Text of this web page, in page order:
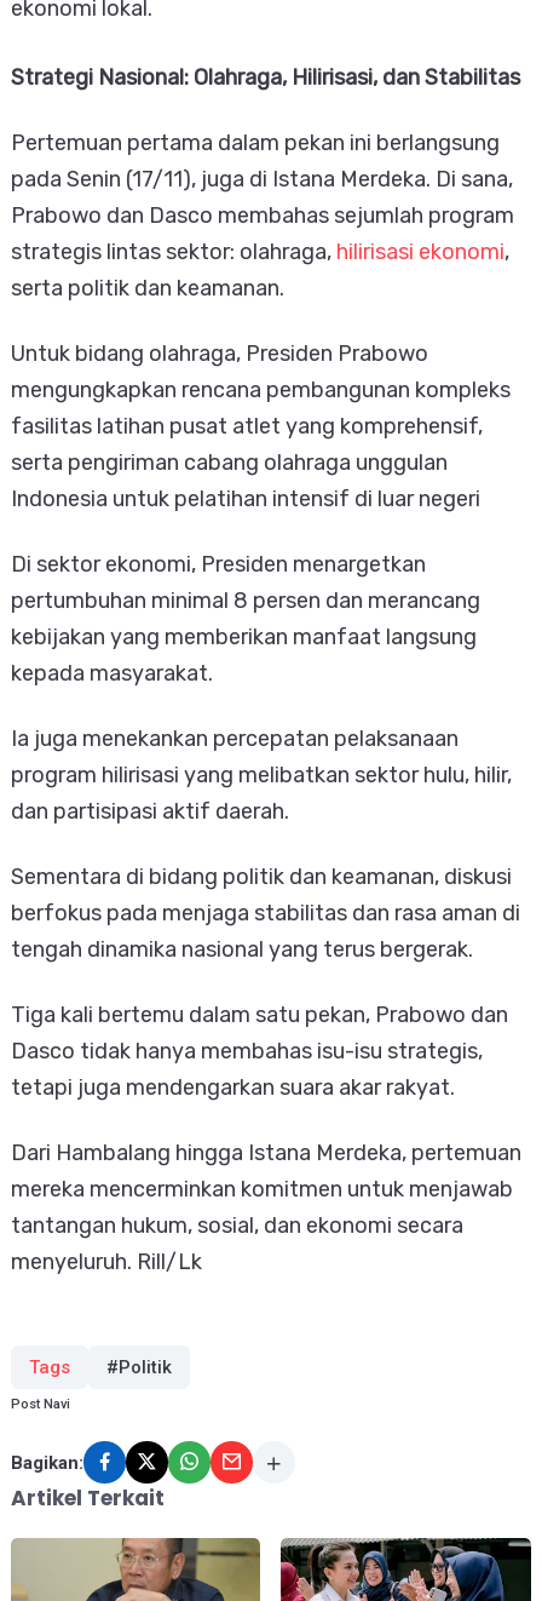
ekonomi lokal.
Strategi Nasional: Olahraga, Hilirisasi, dan Stabilitas
Pertemuan pertama dalam pekan ini berlangsung
pada Senin (17/11), juga di Istana Merdeka. Di sana,
Prabowo dan Dasco membahas sejumlah program
strategis lintas sektor: olahraga, hilirisasi ekonomi,
serta politik dan keamanan.
Untuk bidang olahraga, Presiden Prabowo
mengungkapkan rencana pembangunan kompleks
fasilitas latihan pusat atlet yang komprehensif,
serta pengiriman cabang olahraga unggulan
Indonesia untuk pelatihan intensif di luar negeri
Di sektor ekonomi, Presiden menargetkan
pertumbuhan minimal 8 persen dan merancang
kebijakan yang memberikan manfaat langsung
kepada masyarakat.
Ia juga menekankan percepatan pelaksanaan
program hilirisasi yang melibatkan sektor hulu, hilir,
dan partisipasi aktif daerah.
Sementara di bidang politik dan keamanan, diskusi
berfokus pada menjaga stabilitas dan rasa aman di
tengah dinamika nasional yang terus bergerak.
Tiga kali bertemu dalam satu pekan, Prabowo dan
Dasco tidak hanya membahas isu-isu strategis,
tetapi juga mendengarkan suara akar rakyat.
Dari Hambalang hingga Istana Merdeka, pertemuan
mereka mencerminkan komitmen untuk menjawab
tantangan hukum, sosial, dan ekonomi secara
menyeluruh. Rill/Lk
Tags #Politik
Post Navi
Bagikan:
Artikel Terkait